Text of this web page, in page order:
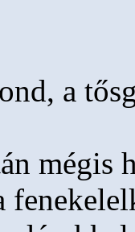
a
mégis